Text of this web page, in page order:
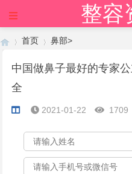
整容
›
首页 鼻部>
中国做鼻子最好的专家
全
2021-01-22 1709